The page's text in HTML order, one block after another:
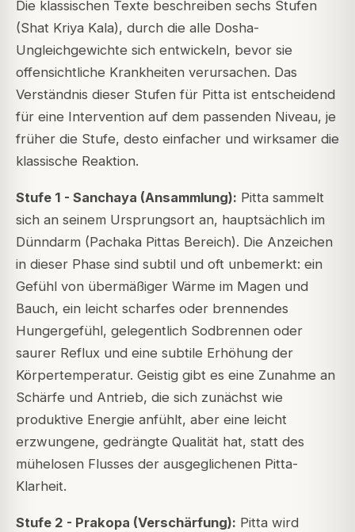
Die klassischen Texte beschreiben sechs Stufen
(Shat Kriya Kala), durch die alle Dosha-
Ungleichgewichte sich entwickeln, bevor sie
offensichtliche Krankheiten verursachen. Das
Verständnis dieser Stufen für Pitta ist entscheidend
für eine Intervention auf dem passenden Niveau, je
früher die Stufe, desto einfacher und wirksamer die
klassische Reaktion.
Stufe 1 - Sanchaya (Ansammlung): Pitta sammelt
sich an seinem Ursprungsort an, hauptsächlich im
Dünndarm (Pachaka Pittas Bereich). Die Anzeichen
in dieser Phase sind subtil und oft unbemerkt: ein
Gefühl von übermäßiger Wärme im Magen und
Bauch, ein leicht scharfes oder brennendes
Hungergefühl, gelegentlich Sodbrennen oder
saurer Reflux und eine subtile Erhöhung der
Körpertemperatur. Geistig gibt es eine Zunahme an
Schärfe und Antrieb, die sich zunächst wie
produktive Energie anfühlt, aber eine leicht
erzwungene, gedrängte Qualität hat, statt des
mühelosen Flusses der ausgeglichenen Pitta-
Klarheit.
Stufe 2 - Prakopa (Verschärfung): Pitta wird